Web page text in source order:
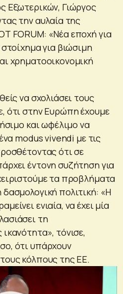
Εξωτερικών, Γιώργος
την αυλαία της
FORUM: «Νέα εποχή για
για βιώσιμη
χρηματοοικονομική
να σχολιάσει τους
ότι στην Ευρώπη έχουμε
και ωφέλιμο να
modus vivendi με τις
ότι σε
έντονη συζήτηση για
τα προβλήματα
πολιτική: «Η
ενιαία, να έχει μία
τη
τόνισε,
ότι υπάρχουν
κόλπους της ΕΕ.